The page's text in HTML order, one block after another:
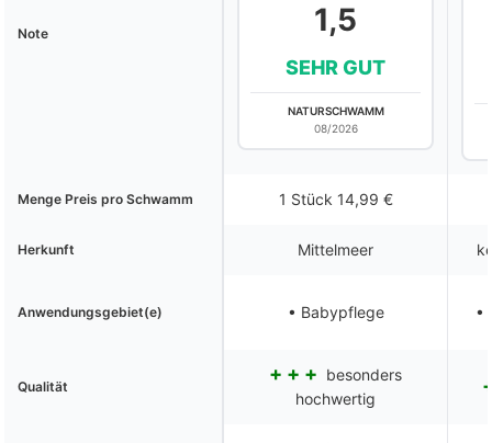
Note 1,5
SEHR GUT
NATURSCHWAMM
08/2026
Menge Preis pro Schwamm 1 Stück 14,99 €
Herkunft Mittelmeer
Anwendungsgebiet(e) • Babypflege •
Qualität
besonders
hochwertig